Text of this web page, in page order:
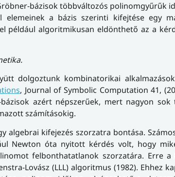
bázisok többváltozós polinomgyűrűk
elemeinek a bázis szerinti kifejtése egy
például algoritmikusan eldönthető az a
dolgoztunk kombinatorikai
, Journal of Symbolic Computation 41,
azért népszerűek, mert nagyon sok
számításokig.
kifejezés szorzatra bontása.
Newton óta nyitott kérdés volt, hogy
felbonthatatlanok szorzatára. Erre a
Lovász (LLL) algoritmus (1982). Ehhez